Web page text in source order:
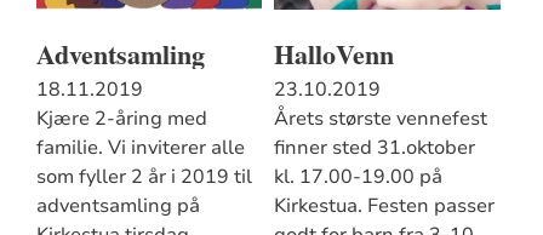
Adventsamling
18.11.2019
Kjære 2-åring med
familie. Vi inviterer alle
som fyller 2 år i 2019 til
adventsamling på
HalloVenn
23.10.2019
Årets største vennefest
finner sted 31.oktober
kl. 17.00-19.00 på
Kirkestua. Festen passer